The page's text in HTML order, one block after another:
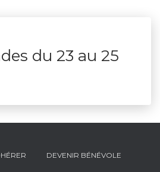
du 23 au 25
DEVENIR BÉNÉVOLE